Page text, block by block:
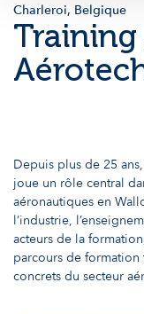
Charleroi, Belgique
Depuis plus de 25 ans,
joue un rôle central
aéronautiques en
l’industrie,
acteurs de la
parcours de
concrets du secteur